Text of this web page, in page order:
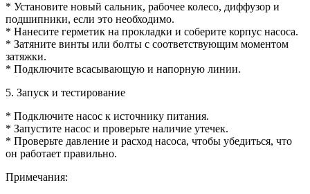
* Установите новый сальник, рабочее колесо, диффузор и
подшипники, если это необходимо.
* Нанесите герметик на прокладки и соберите корпус насоса.
* Затяните винты или болты с соответствующим моментом
затяжки.
* Подключите всасывающую и напорную линии.
5. Запуск и тестирование
* Подключите насос к источнику питания.
* Запустите насос и проверьте наличие утечек.
* Проверьте давление и расход насоса, чтобы убедиться, что
он работает правильно.
Примечания: